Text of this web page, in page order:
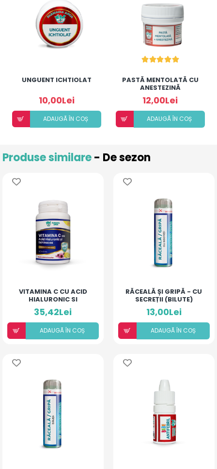
UNGUENT ICHTIOLAT
10,00Lei
ADAUGÃ ÎN COȘ
PASTĂ MENTOLATĂ CU
ANESTEZINĂ
12,00Lei
ADAUGÃ ÎN COȘ
Produse similare- De sezon
VITAMINA C CU ACID
HIALURONIC SI
ECHINACEA
35,42Lei
ADAUGÃ ÎN COȘ
RĂCEALĂ ȘI GRIPĂ - CU
SECREȚII (BILUTE)
13,00Lei
ADAUGÃ ÎN COȘ